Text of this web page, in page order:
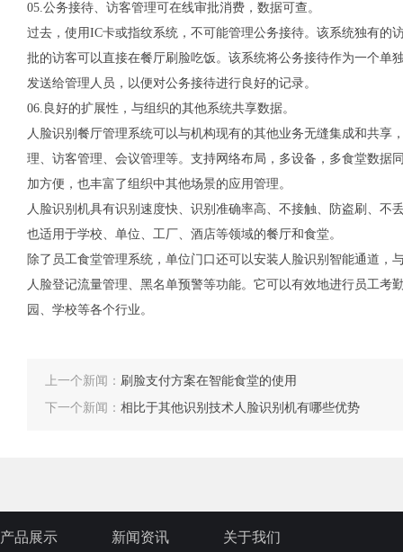
05.公务接待、访客管理可在线审批消费，数据可查。
过去，使用IC卡或指纹系统，不可能管理公务接待。该系统独有的
批的访客可以直接在餐厅刷脸吃饭。该系统将公务接待作为一个单
发送给管理人员，以便对公务接待进行良好的记录。
06.良好的扩展性，与组织的其他系统共享数据。
人脸识别餐厅管理系统可以与机构现有的其他业务无缝集成和共
理、访客管理、会议管理等。支持网络布局，多设备，多食堂数据
加方便，也丰富了组织中其他场景的应用管理。
人脸识别机具有识别速度快、识别准确率高、不接触、防盗刷、
也适用于学校、单位、工厂、酒店等领域的餐厅和食堂。
除了员工食堂管理系统，单位门口还可以安装人脸识别智能通道
人脸登记流量管理、黑名单预警等功能。它可以有效地进行员工
园、学校等各个行业。
上一个新闻： 刷脸支付方案在智能食堂的使用
下一个新闻： 相比于其他识别技术人脸识别机有哪些优势
产品展示 新闻资讯 关于我们